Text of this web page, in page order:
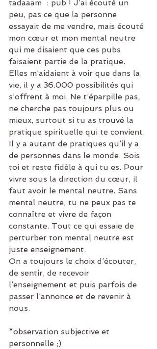
tadaaam  : pub ! J’ai écouté un
peu, pas ce que la personne
essayait de me vendre, mais écouté
mon cœur et mon mental neutre
qui me disaient que ces pubs
faisaient partie de la pratique.
Elles m’aidaient à voir que dans la
vie, il y a 36.000 possibilités qui
s’offrent à moi. Ne t’éparpille pas,
ne cherche pas toujours plus ou
mieux, surtout si tu as trouvé la
pratique spirituelle qui te convient.
Il y a autant de pratiques qu’il y a
de personnes dans le monde. Sois
toi et reste fidèle à qui tu es. Pour
vivre sous la direction du cœur, il
faut avoir le mental neutre. Sans
mental neutre, tu ne peux pas te
connaître et vivre de façon
constante. Tout ce qui essaie de
perturber ton mental neutre est
juste enseignement.
On a toujours le choix d’écouter,
de sentir, de recevoir
l’enseignement et puis parfois de
passer l’annonce et de revenir à
nous.
*observation subjective et
personnelle ;)